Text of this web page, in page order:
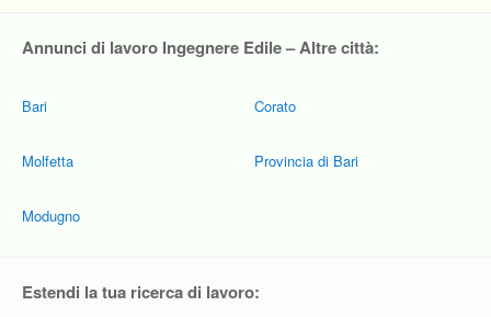
Annunci di lavoro Ingegnere Edile – Altre città:
Bari
Molfetta
Modugno
Corato
Provincia di Bari
Estendi la tua ricerca di lavoro: